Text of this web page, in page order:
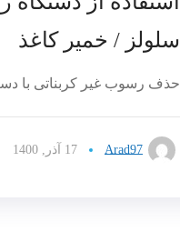
سلولز / خمیر کاغذ
حذف رسوب غیر کربناتی با
Arad97 17 آذر, 1400